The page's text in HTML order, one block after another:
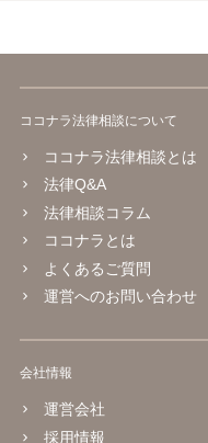
ココナラ法律相談について
ココナラ法律相談とは
法律Q&A
法律相談コラム
ココナラとは
よくあるご質問
運営へのお問い合わせ
会社情報
運営会社
採用情報